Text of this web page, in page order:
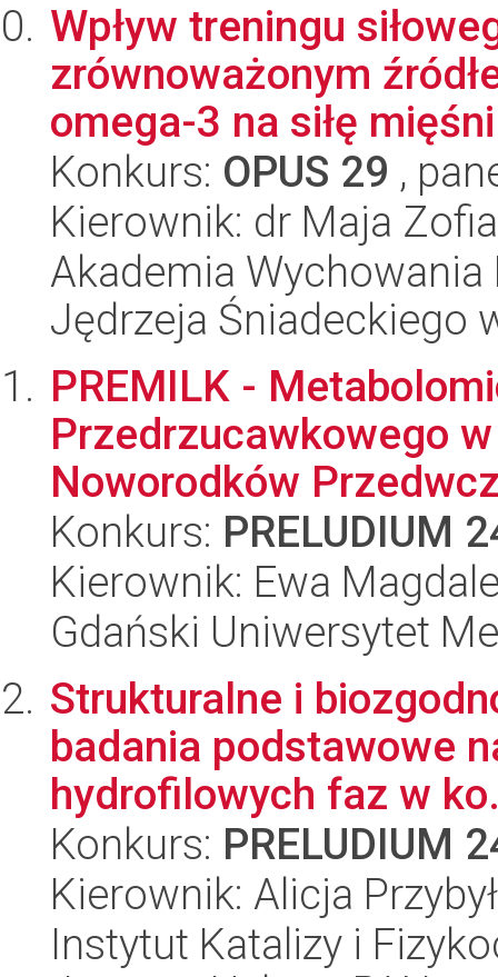
Wpływ treningu
zrównoważonym
omega-3 na siłę
Konkurs: OPUS 29 ,
Kierownik: dr Maja
Akademia
Jędrzeja Śniadeckiego
PREMILK -
Przedrzucawkowego
Noworodków
Konkurs: PRELUDIUM
Kierownik: Ewa
Gdański Uniwersytet
Strukturalne i
badania podstawowe
hydrofilowych faz w
Konkurs: PRELUDIUM
Kierownik: Alicja
Instytut Katalizy i